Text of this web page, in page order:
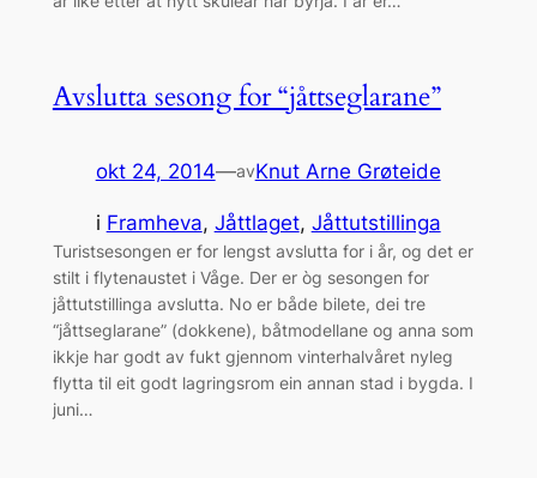
Avslutta sesong for “jåttseglarane”
okt 24, 2014—avKnut Arne Grøteide
i Framheva, Jåttlaget, Jåttutstillinga
Turistsesongen er for lengst avslutta for i år, og det er
stilt i flytenaustet i Våge. Der er òg sesongen for
jåttutstillinga avslutta. No er både bilete, dei tre
“jåttseglarane” (dokkene), båtmodellane og anna som
ikkje har godt av fukt gjennom vinterhalvåret nyleg
flytta til eit godt lagringsrom ein annan stad i bygda. I
juni…